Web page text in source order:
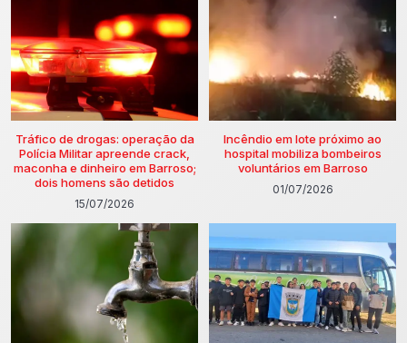
Tráfico de drogas: operação da
Polícia Militar apreende crack,
maconha e dinheiro em Barroso;
dois homens são detidos
15/07/2026
Incêndio em lote próximo ao
hospital mobiliza bombeiros
voluntários em Barroso
01/07/2026